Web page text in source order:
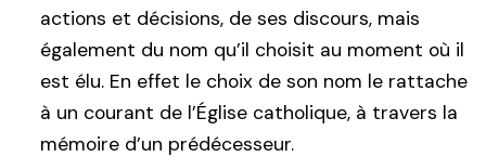
actions et décisions, de ses discours, mais
également du nom qu’il choisit au moment où il
est élu. En effet le choix de son nom le rattache
à un courant de l’Église catholique, à travers la
mémoire d’un prédécesseur.